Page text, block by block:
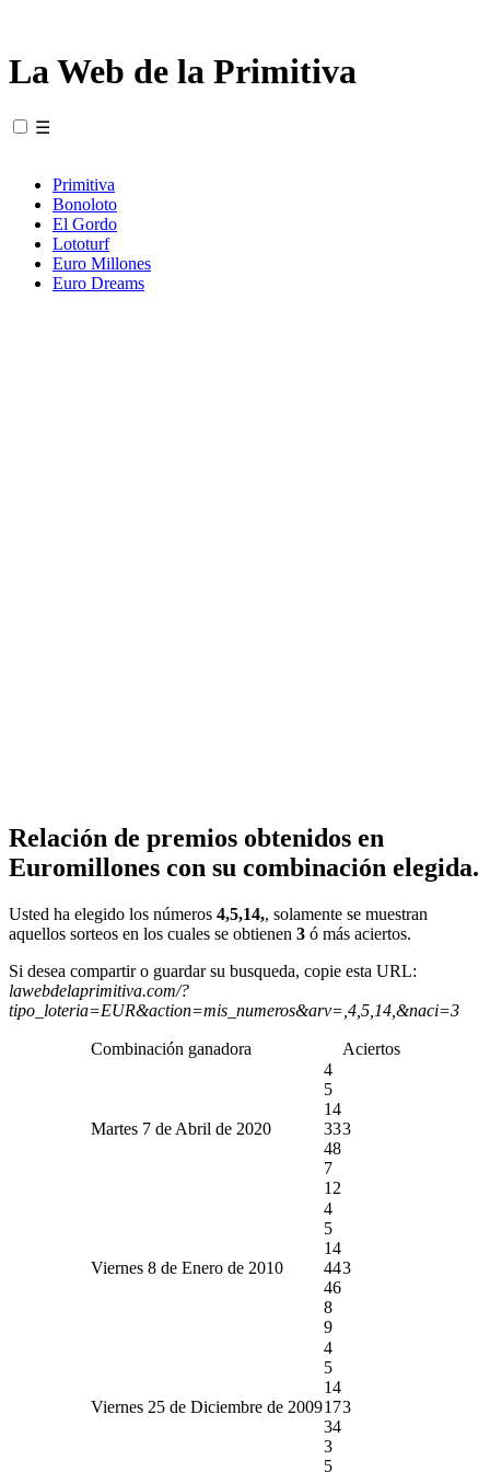
La Web de la Primitiva
☰
Primitiva
Bonoloto
El Gordo
Lototurf
Euro Millones
Euro Dreams
Relación de premios obtenidos en
Euromillones con su combinación elegida.
Usted ha elegido los números 4,5,14,, solamente se muestran
aquellos sorteos en los cuales se obtienen 3 ó más aciertos.
Si desea compartir o guardar su busqueda, copie esta URL:
lawebdelaprimitiva.com/?
tipo_loteria=EUR&action=mis_numeros&arv=,4,5,14,&naci=3
Combinación ganadora Aciertos
Martes 7 de Abril de 2020
4
5
14
33
48
7
12
3
Viernes 8 de Enero de 2010
4
5
14
44
46
8
9
3
Viernes 25 de Diciembre de 2009
4
5
14
17
34
3
5
3